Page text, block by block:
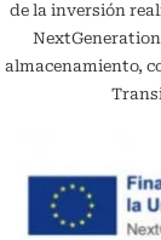
de la inversión
almacenamiento,